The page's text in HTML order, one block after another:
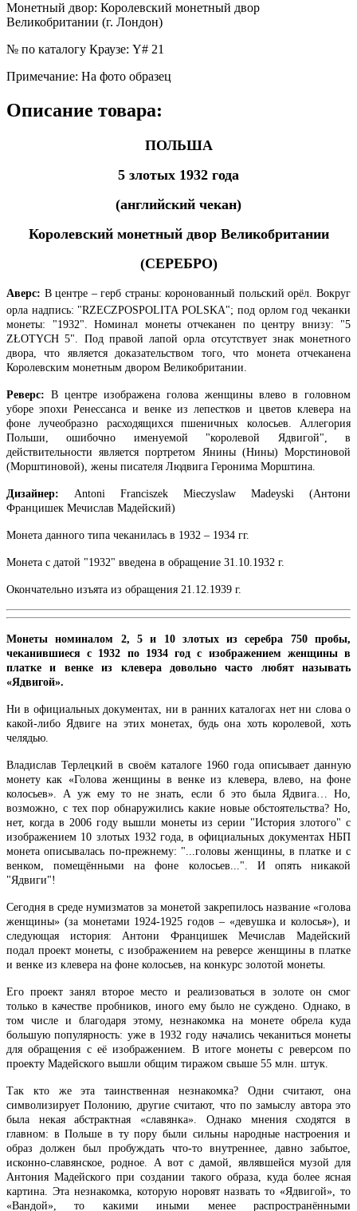
Монетный двор: Королевский монетный двор
Великобритании (г. Лондон)
№ по каталогу Краузе: Y# 21
Примечание: На фото образец
Описание товара:
ПОЛЬША
5 злотых 1932 года
(английский чекан)
Королевский монетный двор Великобритании
(СЕРЕБРО)
Аверс: В центре – герб страны: коронованный польский орёл. Вокруг
орла надпись: "RZECZPOSPOLITA POLSKA"; под орлом год чеканки
монеты: "1932". Номинал монеты отчеканен по центру внизу: "5
ZŁOTYCH 5". Под правой лапой орла отсутствует знак монетного
двора, что является доказательством того, что монета отчеканена
Королевским монетным двором Великобритании.
Реверс: В центре изображена голова женщины влево в головном
уборе эпохи Ренессанса и венке из лепестков и цветов клевера на
фоне лучеобразно расходящихся пшеничных колосьев. Аллегория
Польши, ошибочно именуемой "королевой Ядвигой", в
действительности является портретом Янины (Нины) Морстиновой
(Морштиновой), жены писателя Людвига Геронима Морштина.
Дизайнер:
Antoni Franciszek Mieczyslaw Madeyski (Антони
Францишек Мечислав Мадейский)
Монета данного типа чеканилась в 1932 – 1934 гг.
Монета с датой "1932" введена в обращение 31.10.1932 г.
Окончательно изъята из обращения 21.12.1939 г.
Монеты номиналом 2, 5 и 10 злотых из серебра 750 пробы,
чеканившиеся с 1932 по 1934 год с изображением женщины в
платке и венке из клевера довольно часто любят называть
«Ядвигой».
Ни в официальных документах, ни в ранних каталогах нет ни слова о
какой-либо Ядвиге на этих монетах, будь она хоть королевой, хоть
челядью.
Владислав Терлецкий в своём каталоге 1960 года описывает данную
монету как «Голова женщины в венке из клевера, влево, на фоне
колосьев». А уж ему то не знать, если б это была Ядвига… Но,
возможно, с тех пор обнаружились какие новые обстоятельства? Но,
нет, когда в 2006 году вышли монеты из серии "История злотого" с
изображением 10 злотых 1932 года, в официальных документах НБП
монета описывалась по-прежнему: "...головы женщины, в платке и с
венком, помещёнными на фоне колосьев...". И опять никакой
"Ядвиги"!
Сегодня в среде нумизматов за монетой закрепилось название «голова
женщины» (за монетами 1924-1925 годов – «девушка и колосья»), и
следующая история: Антони Францишек Мечислав Мадейский
подал проект монеты, с изображением на реверсе женщины в платке
и венке из клевера на фоне колосьев, на конкурс золотой монеты.
Его проект занял второе место и реализоваться в золоте он смог
только в качестве пробников, иного ему было не суждено. Однако, в
том числе и благодаря этому, незнакомка на монете обрела куда
большую популярность: уже в 1932 году начались чеканиться монеты
для обращения с её изображением. В итоге монеты с реверсом по
проекту Мадейского вышли общим тиражом свыше 55 млн. штук.
Так кто же эта таинственная незнакомка? Одни считают, она
символизирует Полонию, другие считают, что по замыслу автора это
была некая абстрактная «славянка». Однако мнения сходятся в
главном: в Польше в ту пору были сильны народные настроения и
образ должен был пробуждать что-то внутреннее, давно забытое,
исконно-славянское, родное. А вот с дамой, являвшейся музой для
Антония Мадейского при создании такого образа, куда более ясная
картина. Эта незнакомка, которую норовят назвать то «Ядвигой», то
«Вандой», то какими иными менее распространёнными